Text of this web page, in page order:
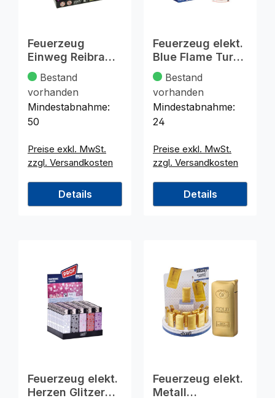
Feuerzeug
Einweg Reibrad
transparent
5f.sortiert
Bestand
vorhanden
Mindestabnahme:
50
Preise exkl. MwSt.
zzgl. Versandkosten
Details
Feuerzeug elekt.
Blue Flame Turbo
12St. in Displ.
Bestand
vorhanden
Mindestabnahme:
24
Preise exkl. MwSt.
zzgl. Versandkosten
Details
Feuerzeug elekt.
Herzen Glitzer
Feuerzeug elekt.
Metall